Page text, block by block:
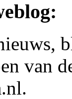
van